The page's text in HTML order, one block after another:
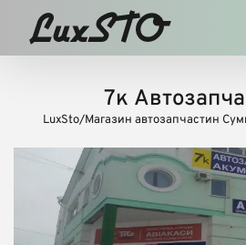
content
7к
LuxSto/Магазин автозапчастин